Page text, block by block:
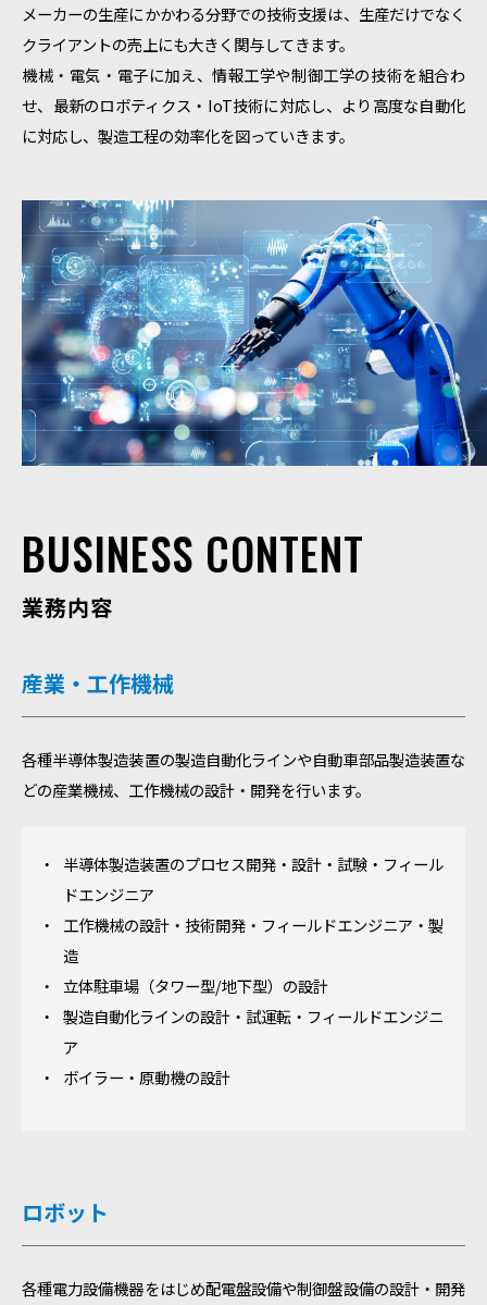
メーカーの生産にかかわる分野での技術支援は、生産だけでなく
クライアントの売上にも大きく関与してきます。
機械・電気・電子に加え、情報工学や制御工学の技術を組合わ
せ、最新のロボティクス・IoT技術に対応し、より高度な自動化
に対応し、製造工程の効率化を図っていきます。
BUSINESS CONTENT
業務内容
産業・工作機械
各種半導体製造装置の製造自動化ラインや自動車部品製造装置な
どの産業機械、工作機械の設計・開発を行います。
半導体製造装置のプロセス開発・設計・試験・フィール
ドエンジニア
工作機械の設計・技術開発・フィールドエンジニア・製
造
立体駐車場（タワー型/地下型）の設計
製造自動化ラインの設計・試運転・フィールドエンジニ
ア
ボイラー・原動機の設計
ロボット
各種電力設備機器をはじめ配電盤設備や制御盤設備の設計・開発